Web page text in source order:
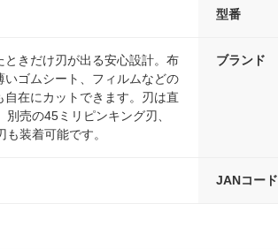
型番
ときだけ刃が出る安心設計。布
いゴムシート、フィルムなどの
自在にカットできます。刃は直
売の45ミリピンキング刃、
装着可能です。
ブランド
JANコード